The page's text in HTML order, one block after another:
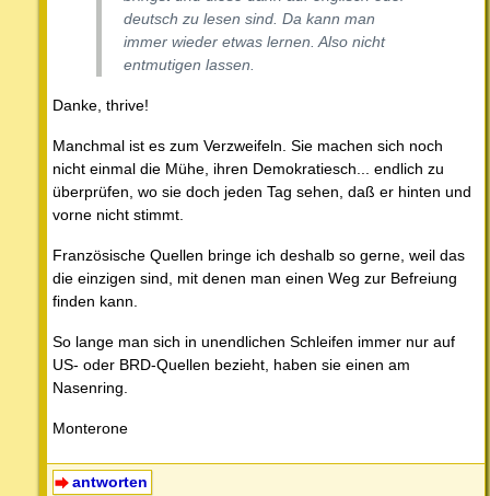
deutsch zu lesen sind. Da kann man
immer wieder etwas lernen. Also nicht
entmutigen lassen.
Danke, thrive!
Manchmal ist es zum Verzweifeln. Sie machen sich noch
nicht einmal die Mühe, ihren Demokratiesch... endlich zu
überprüfen, wo sie doch jeden Tag sehen, daß er hinten und
vorne nicht stimmt.
Französische Quellen bringe ich deshalb so gerne, weil das
die einzigen sind, mit denen man einen Weg zur Befreiung
finden kann.
So lange man sich in unendlichen Schleifen immer nur auf
US- oder BRD-Quellen bezieht, haben sie einen am
Nasenring.
Monterone
antworten